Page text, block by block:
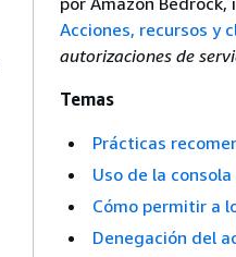
Acciones, recursos y
autorizaciones de
Temas
Prácticas
Uso de la
Cómo permitir a
Denegación del